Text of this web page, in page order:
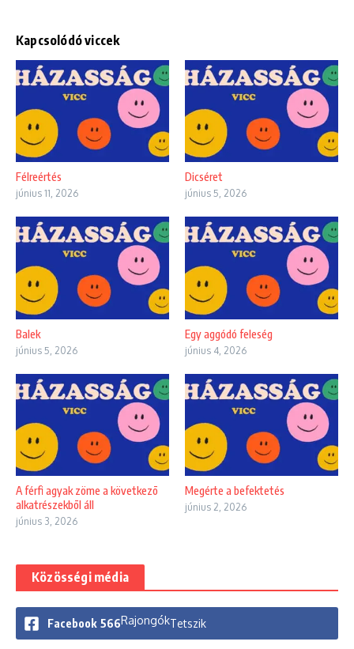
Kapcsolódó viccek
Félreértés
június 11, 2026
Dicséret
június 5, 2026
Balek
június 5, 2026
Egy aggódó feleség
június 4, 2026
A férfi agyak zöme a következõ
alkatrészekbõl áll
június 3, 2026
Megérte a befektetés
június 2, 2026
Közösségi média
Facebook 566RajongókTetszik